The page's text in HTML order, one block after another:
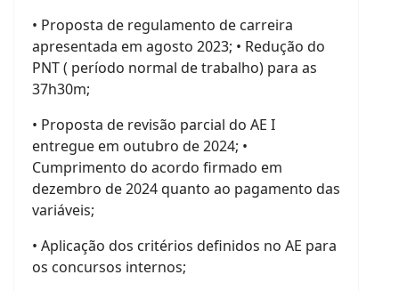
• Proposta de regulamento de carreira
apresentada em agosto 2023; • Redução do
PNT ( período normal de trabalho) para as
37h30m;
• Proposta de revisão parcial do AE I
entregue em outubro de 2024; •
Cumprimento do acordo firmado em
dezembro de 2024 quanto ao pagamento das
variáveis;
• Aplicação dos critérios definidos no AE para
os concursos internos;